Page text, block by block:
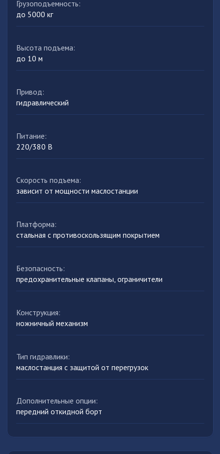
Грузоподъемность:
до 5000 кг
Высота подъема:
до 10 м
Привод :
гидравлический
Питание:
220/380 В
Скорость подъема:
зависит от мощности маслостанции
Платформа:
стальная с противоскользящим покрытием
Безопасность:
предохранительные клапаны, ограничители
Конструкция:
ножничный механизм
Тип гидравлики:
маслостанция с защитой от перегрузок
Дополнительные опции:
передний откидной борт